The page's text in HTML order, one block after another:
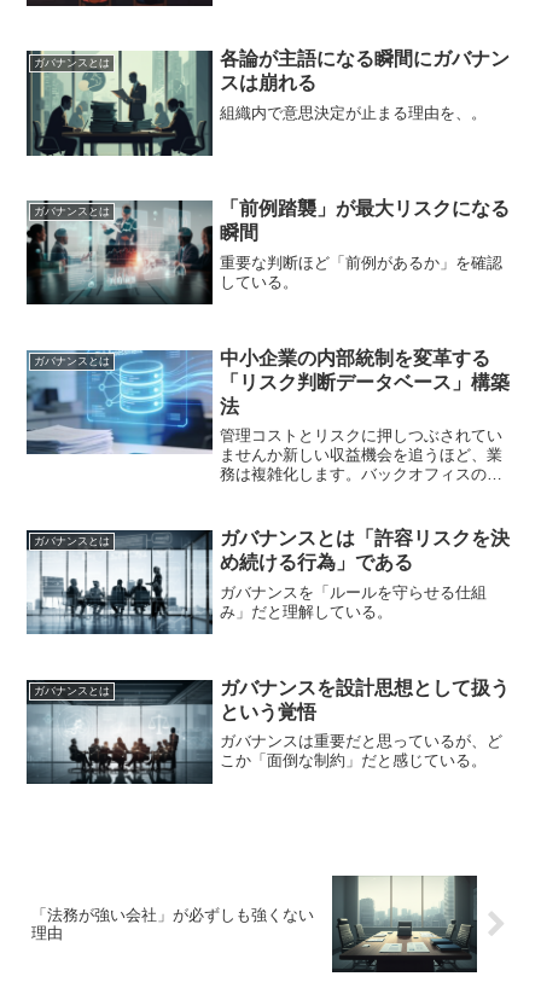
ガバナンスとは
各論が主語になる瞬間にガバナン
スは崩れる
組織内で意思決定が止まる理由を、。
ガバナンスとは
「前例踏襲」が最大リスクになる
瞬間
重要な判断ほど「前例があるか」を確認
している。
ガバナンスとは
中小企業の内部統制を変革する
「リスク判断データベース」構築
法
管理コストとリスクに押しつぶされてい
ませんか新しい収益機会を追うほど、業
務は複雑化します。バックオフィスの管
れません。この構造的な課題を解決する
方法があります。AI時代...
ガバナンスとは
ガバナンスとは「許容リスクを決
め続ける行為」である
ガバナンスを「ルールを守らせる仕組
み」だと理解している。
ガバナンスとは
ガバナンスを設計思想として扱う
という覚悟
ガバナンスは重要だと思っているが、ど
こか「面倒な制約」だと感じている。
「法務が強い会社」が必ずしも強くない
理由